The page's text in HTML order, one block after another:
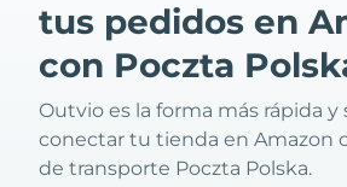
tus pedidos en
con Poczta
Outvio es la forma más rápida y
conectar tu tienda en Amazon
de transporte Poczta Polska.